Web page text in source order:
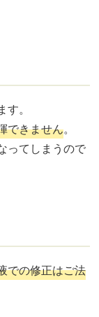
す。
できません。
ってしまうので
での修正はご法